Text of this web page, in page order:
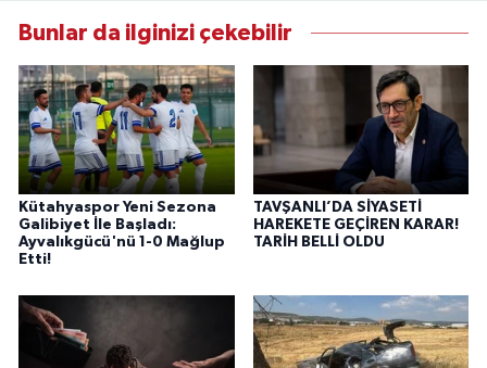
Bunlar da ilginizi çekebilir
Kütahyaspor Yeni Sezona
Galibiyet İle Başladı:
Ayvalıkgücü'nü 1-0 Mağlup
Etti!
TAVŞANLI’DA SİYASETİ
HAREKETE GEÇİREN KARAR!
TARİH BELLİ OLDU